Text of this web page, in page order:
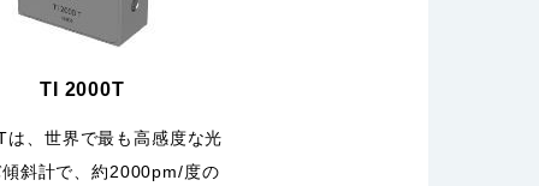
TI 2000T
、世界で最も高感度な光
斜計で、約2000pm/度の